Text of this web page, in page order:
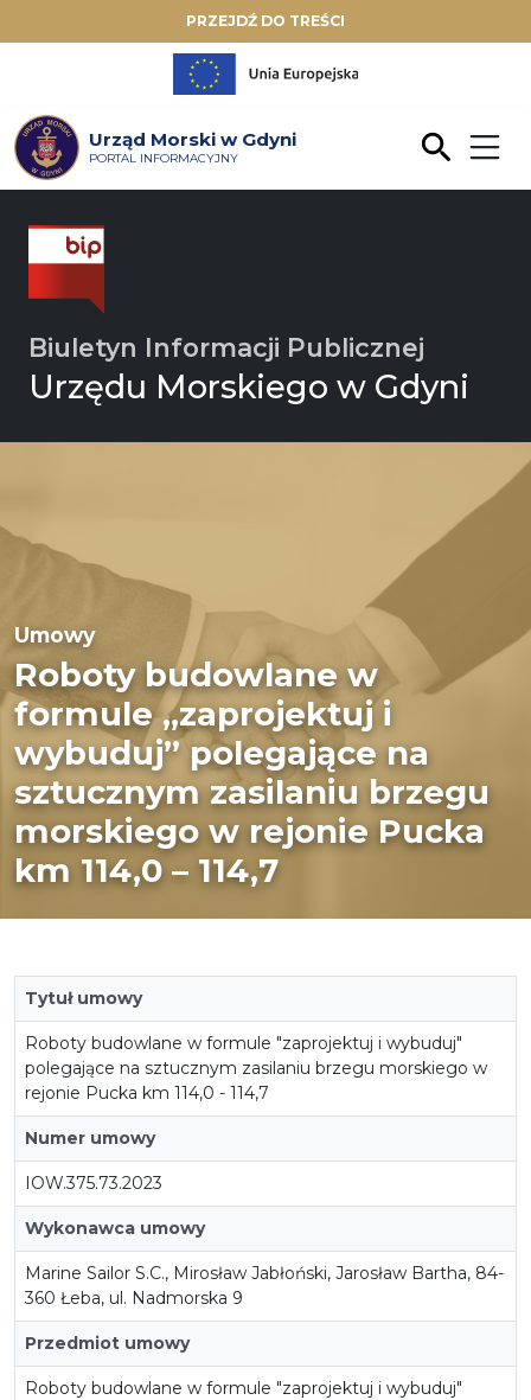
PRZEJDŹ DO TREŚCI
Urząd Morski w Gdyni
PORTAL INFORMACYJNY
Biuletyn Informacji Publicznej
Urzędu Morskiego w Gdyni
Umowy
Roboty budowlane w
formule „zaprojektuj i
wybuduj” polegające na
sztucznym zasilaniu brzegu
morskiego w rejonie Pucka
km 114,0 – 114,7
Tytuł umowy
Roboty budowlane w formule "zaprojektuj i wybuduj"
polegające na sztucznym zasilaniu brzegu morskiego w
rejonie Pucka km 114,0 - 114,7
Numer umowy
IOW.375.73.2023
Wykonawca umowy
Marine Sailor S.C., Mirosław Jabłoński, Jarosław Bartha, 84-
360 Łeba, ul. Nadmorska 9
Przedmiot umowy
Roboty budowlane w formule "zaprojektuj i wybuduj"